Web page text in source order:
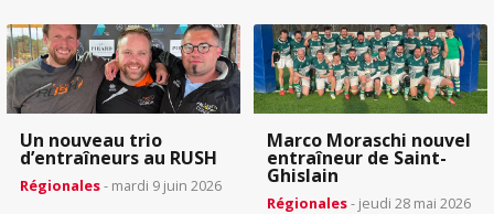
Un nouveau trio
d’entraîneurs au RUSH
Régionales- mardi 9 juin 2026
Marco Moraschi nouvel
entraîneur de Saint-
Ghislain
Régionales- jeudi 28 mai 2026